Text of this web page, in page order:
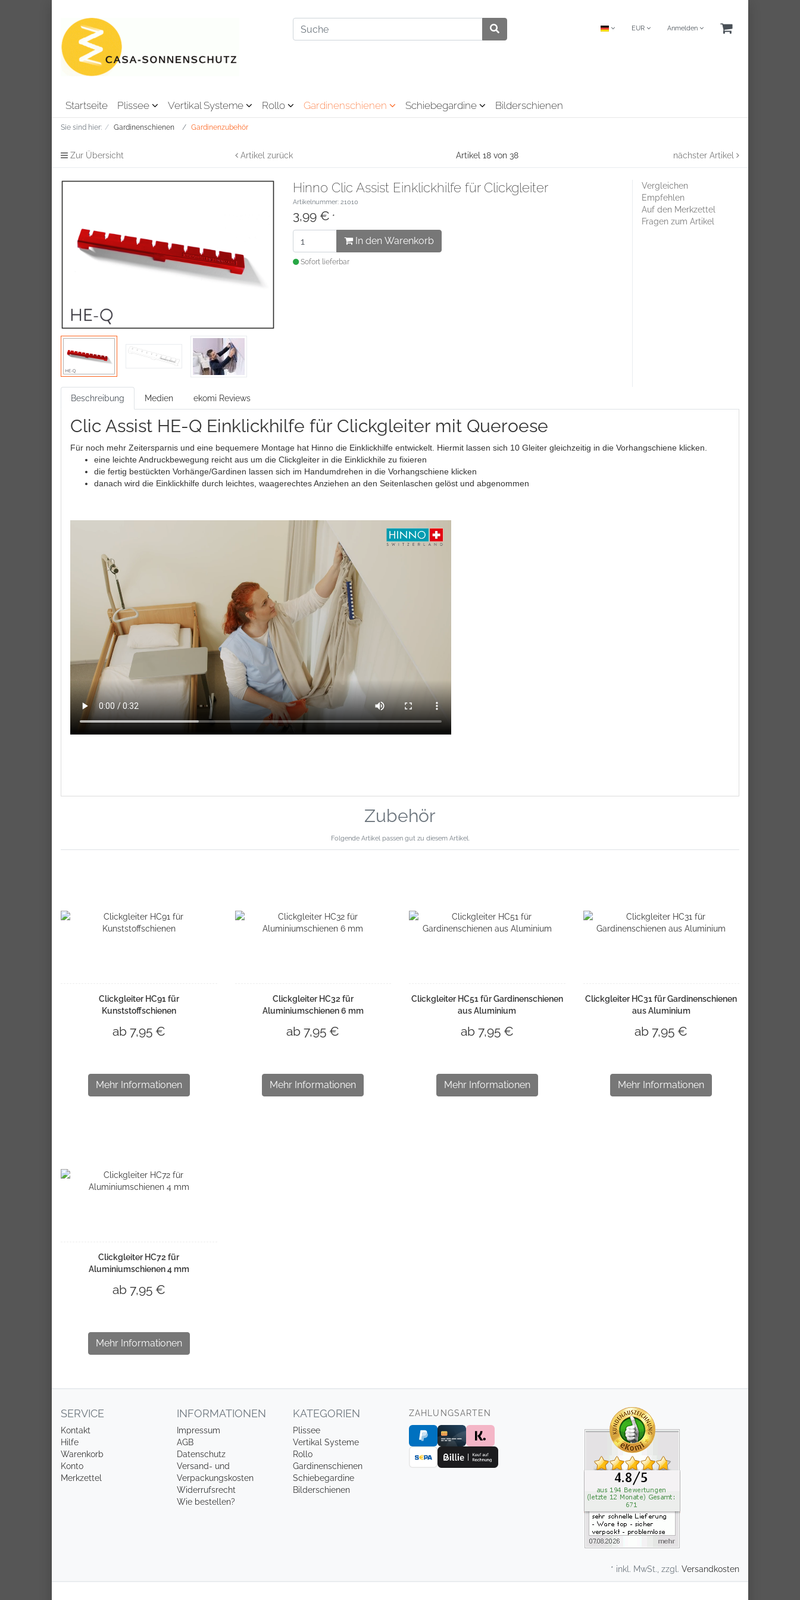
EUR Anmelden
Startseite Plissee Vertikal Systeme Rollo Gardinenschienen Schiebegardine Bilderschienen
Sie sind hier: Gardinenschienen Gardinenzubehör
Zur Übersicht Artikel zurück Artikel 18 von 38 nächster Artikel
Hinno Clic Assist Einklickhilfe für Clickgleiter
Artikelnummer: 21010
3,99 € *
In den Warenkorb
Sofort lieferbar
Vergleichen
Empfehlen
Auf den Merkzettel
Fragen zum Artikel
Beschreibung Medien ekomi Reviews
Clic Assist HE-Q Einklickhilfe für Clickgleiter mit Queroese
Für noch mehr Zeitersparnis und eine bequemere Montage hat Hinno die Einklickhilfe entwickelt. Hiermit lassen sich 10 Gleiter gleichzeitig in die Vorhangschiene klicken.
eine leichte Andruckbewegung reicht aus um die Clickgleiter in die Einklickhile zu fixieren
die fertig bestückten Vorhänge/Gardinen lassen sich im Handumdrehen in die Vorhangschiene klicken
danach wird die Einklickhilfe durch leichtes, waagerechtes Anziehen an den Seitenlaschen gelöst und abgenommen
Zubehör
Folgende Artikel passen gut zu diesem Artikel.
Clickgleiter HC91 für
Kunststoffschienen
ab 7,95 €
Mehr Informationen
Clickgleiter HC32 für
Aluminiumschienen 6 mm
ab 7,95 €
Mehr Informationen
Clickgleiter HC51 für Gardinenschienen
aus Aluminium
ab 7,95 €
Mehr Informationen
Clickgleiter HC31 für Gardinenschienen
aus Aluminium
ab 7,95 €
Mehr Informationen
Clickgleiter HC72 für
Aluminiumschienen 4 mm
ab 7,95 €
Mehr Informationen
SERVICE
Kontakt
Hilfe
Warenkorb
Konto
Merkzettel
INFORMATIONEN
Impressum
AGB
Datenschutz
Versand- und
Verpackungskosten
Widerrufsrecht
Wie bestellen?
KATEGORIEN
Plissee
Vertikal Systeme
Rollo
Gardinenschienen
Schiebegardine
Bilderschienen
ZAHLUNGSARTEN
* inkl. MwSt., zzgl. Versandkosten